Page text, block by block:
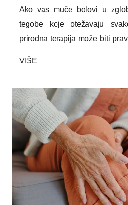
Ako vas muče bolovi u
tegobe koje otežavaju
prirodna terapija može biti
izvorima i mirnom
ublažavanje simptoma reume.
VIŠE